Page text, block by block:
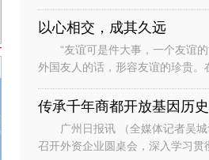
以心相交，成其久远
“友谊可是件大事，一个友谊
外国友人的话，形容友谊的珍贵
传承千年商都开放基因历
广州日报讯 （全媒体记者吴城
召开外资企业圆桌会，深入学习贯